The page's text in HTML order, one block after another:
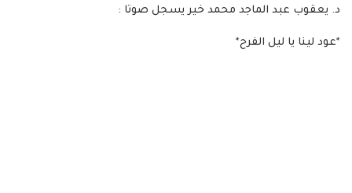
د. يعقوب عبد الماجد محمد خير يسجل صوتا :
*عود لينا يا ليل الفرح*